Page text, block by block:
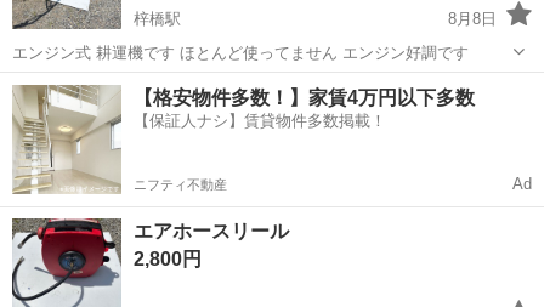
梓橋駅
8月8日
エンジン式 耕運機です ほとんど使ってません エンジン好調です
長野 安曇野市 梓橋駅 その他
【格安物件多数！】家賃4万円以下多数
【保証人ナシ】賃貸物件多数掲載！
ニフティ不動産 Ad
エアホースリール
2,800円